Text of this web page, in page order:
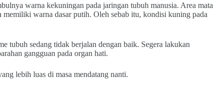
warna kekuningan pada jaringan tubuh manusia. Area mata
warna dasar putih. Oleh sebab itu, kondisi kuning pada
tubuh sedang tidak berjalan dengan baik. Segera lakukan
gangguan pada organ hati.
lebih luas di masa mendatang nanti.